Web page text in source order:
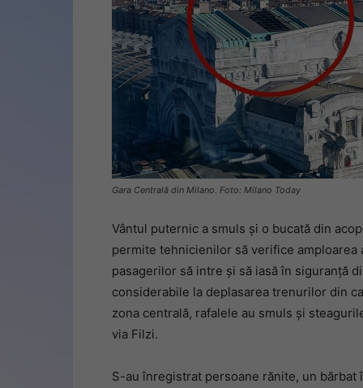
Gara Centrală din Milano. Foto: Milano Today
Vântul puternic a smuls și o bucată din
permite tehnicienilor să verifice
pasagerilor să intre și să iasă în siguranță
considerabile la deplasarea trenurilor din
zona centrală, rafalele au smuls și
via Filzi.
S-au înregistrat persoane rănite, un